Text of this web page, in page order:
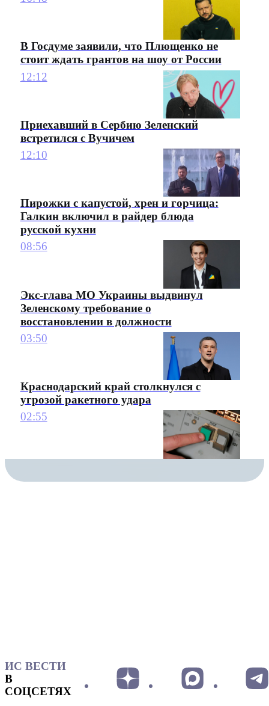
В Госдуме заявили, что Плющенко не
стоит ждать грантов на шоу от России
12:12
Приехавший в Сербию Зеленский
встретился с Вучичем
12:10
Пирожки с капустой, хрен и горчица:
Галкин включил в райдер блюда
русской кухни
08:56
Экс-глава МО Украины выдвинул
Зеленскому требование о
восстановлении в должности
03:50
Краснодарский край столкнулся с
угрозой ракетного удара
02:55
ИС ВЕСТИ
В
СОЦСЕТЯХ